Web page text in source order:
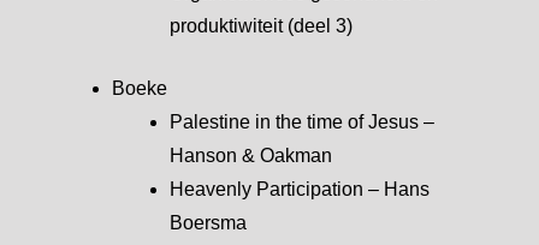
produktiwiteit (deel 3)
Boeke
Palestine in the time of Jesus –
Hanson & Oakman
Heavenly Participation – Hans
Boersma